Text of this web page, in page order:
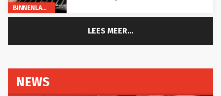
BINNENLAND
LEES MEER...
NEWS